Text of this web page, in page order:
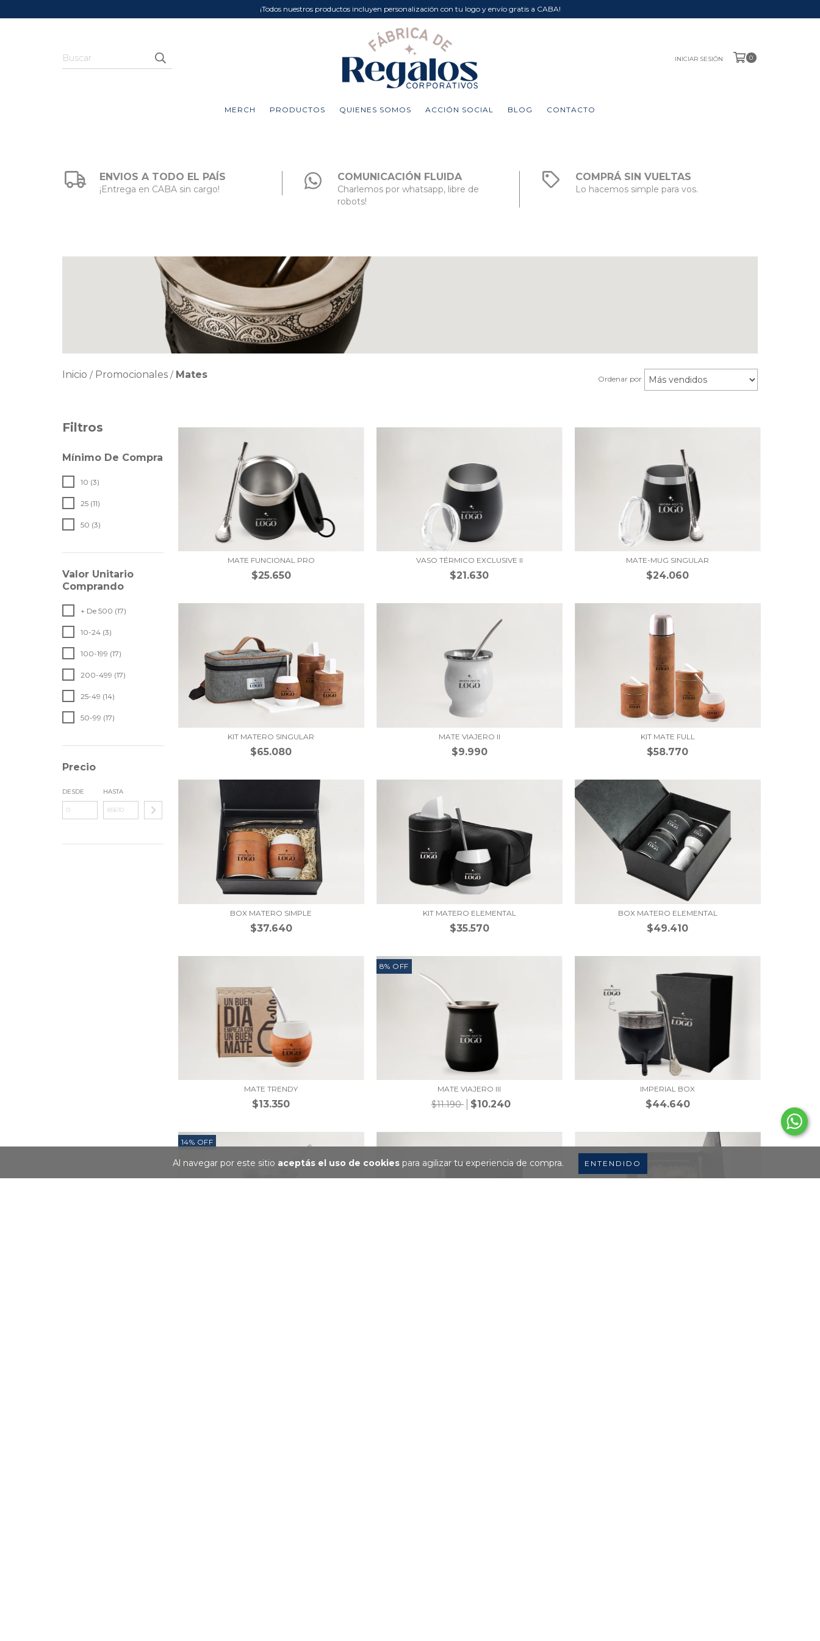
Al navegar por este sitio aceptás el uso de cookies para agilizar tu experiencia de compra. ENTENDIDO
¡Todos nuestros productos incluyen personalización con tu logo y envío gratis a CABA!
INICIAR SESIÓN 0
MERCH PRODUCTOS QUIENES SOMOS ACCIÓN SOCIAL BLOG CONTACTO
ENVIOS A TODO EL PAÍS
¡Entrega en CABA sin cargo!
COMUNICACIÓN FLUIDA
Charlemos por whatsapp, libre de
robots!
COMPRÁ SIN VUELTAS
Lo hacemos simple para vos.
Inicio / Promocionales / Mates Ordenar por
Filtros
Mínimo De Compra
10 (3)
25 (11)
50 (3)
Valor Unitario
Comprando
+ De 500 (17)
10-24 (3)
100-199 (17)
200-499 (17)
25-49 (14)
50-99 (17)
Precio
DESDE HASTA
MATE FUNCIONAL PRO
$25.650
VASO TÉRMICO EXCLUSIVE II
$21.630
MATE-MUG SINGULAR
$24.060
KIT MATERO SINGULAR
$65.080
MATE VIAJERO II
$9.990
KIT MATE FULL
$58.770
BOX MATERO SIMPLE
$37.640
KIT MATERO ELEMENTAL
$35.570
BOX MATERO ELEMENTAL
$49.410
MATE TRENDY
$13.350
8% OFF
MATE VIAJERO III
$11.190 $10.240
IMPERIAL BOX
$44.640
14% OFF